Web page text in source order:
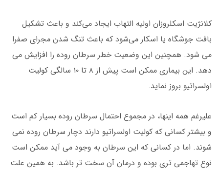
کلانژیت اسکلروزان اولیه التهاب ایجاد می‌کند و باعث تشکیل
بافت جوشگاه یا اسکار می‌شود که باعث تنگ شدن مجرای صفرا
می شود. همچنین این وضعیت خطر سرطان روده را افزایش می
دهد. این بیماری ممکن است پیش از ۸ تا ۱۰ سالگی کولیت
اولسراتیو بروز نماید.
علیرغم همه اینها، در مجموع احتمال سرطان روده بسیار کم است
و بیشتر کسانی که کولیت اولسراتیو دارند دچار سرطان روده نمی
شوند. اما در کسانی که این سرطان به وجود می آید ممکن است
نوع تهاجمی تری بوده و درمان آن سخت تر باشد. به همین علت